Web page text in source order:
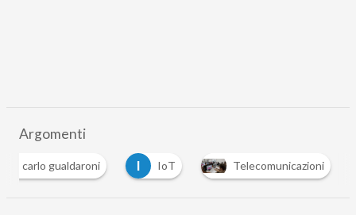
Argomenti
carlo gualdaroni I IoT Telecomunicazioni